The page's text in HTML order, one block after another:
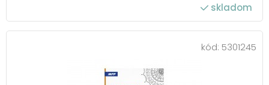
skladom
kód: 5301245